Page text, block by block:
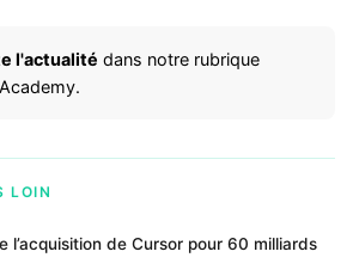
l'actualité dans notre rubrique
LOIN
l’acquisition de Cursor pour 60 milliards